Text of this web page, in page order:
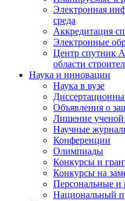
Электронная
среда
Аккредитация
Электронные
Центр спутник
области
Наука и инновации
Наука в вузе
Объявления о
Лишение ученой
Научные
Конференции
Олимпиады
Конкурсы и
Конкурсы на
Персональные и
Национальный